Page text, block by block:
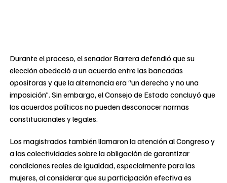
Durante el proceso, el senador Barrera defendió que su
elección obedeció a un acuerdo entre las bancadas
opositoras y que la alternancia era “un derecho y no una
imposición”. Sin embargo, el Consejo de Estado concluyó que
los acuerdos políticos no pueden desconocer normas
constitucionales y legales.
Los magistrados también llamaron la atención al Congreso y
a las colectividades sobre la obligación de garantizar
condiciones reales de igualdad, especialmente para las
mujeres, al considerar que su participación efectiva es